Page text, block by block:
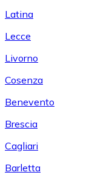
Latina
Lecce
Livorno
Cosenza
Benevento
Brescia
Cagliari
Barletta